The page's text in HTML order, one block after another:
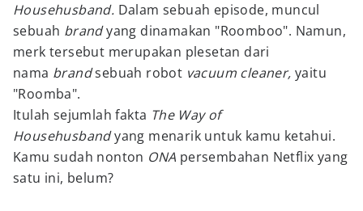
Househusband. Dalam sebuah episode, muncul
sebuah brandyang dinamakan "Roomboo". Namun,
merk tersebut merupakan plesetan dari
nama brandsebuah robot vacuum cleaner,yaitu
"Roomba".
Itulah sejumlah fakta The Way of
Househusbandyang menarik untuk kamu ketahui.
Kamu sudah nonton ONA persembahan Netflix yang
satu ini, belum?